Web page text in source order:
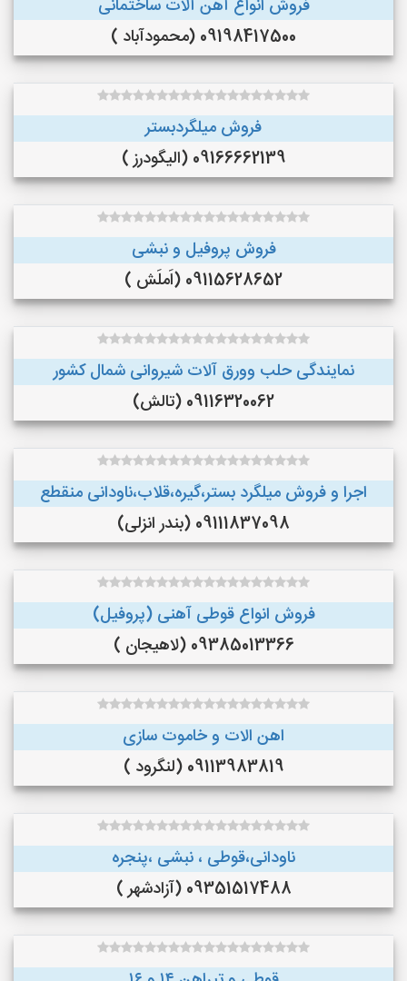
فروش انواع آهن آلات ساختمانی
09198417500 (محمودآباد )
فروش میلگردبستر
09166662139 (الیگودرز )
فروش پروفیل و نبشی
09115628652 (اَملَش )
نمایندگی حلب وورق آلات شیروانی شمال کشور
09116320062 (تالش)
اجرا و فروش میلگرد بستر،گیره،قلاب،ناودانی منقطع
09111837098 (بندر انزلی)
فروش انواع قوطی آهنی (پروفیل)
09385013366 (لاهیجان )
اهن الات و خاموت سازی
09113983819 (لنگرود )
ناودانی،قوطی ، نبشی ،پنجره
09351517488 (آزادشهر )